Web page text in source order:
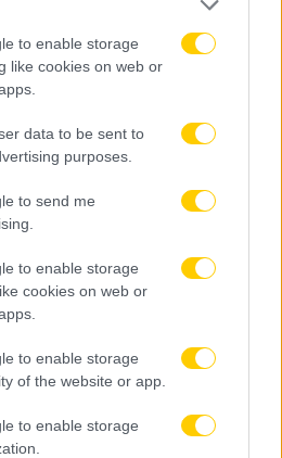
to enable storage
like cookies on web or
data to be sent to
purposes.
to send me
to enable storage
cookies on web or
to enable storage
of the website or app.
to enable storage
Στίβου: Η Ελλάδα με
Μπέρμιγχαμ – Όλο το